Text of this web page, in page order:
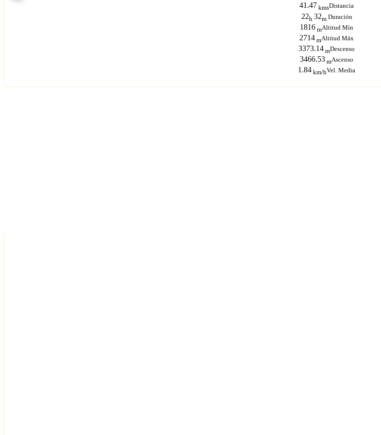
41.47 kmsDistancia
22h 32m Duración
1816 mAltitud Mín
2714 mAltitud Máx
3373.14 mDescenso
3466.53 mAscenso
1.84 km/hVel. Media